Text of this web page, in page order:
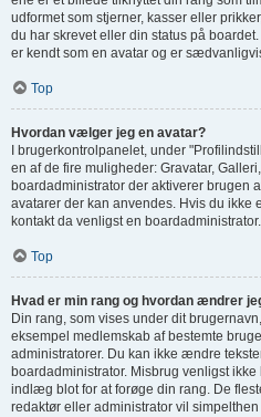
udformet som stjerner, kasser eller
du har skrevet eller din status på
er kendt som en avatar og er
Top
Hvordan vælger jeg en avatar?
I brugerkontrolpanelet, under
en af de fire muligheder: Gravatar,
boardadministrator der aktiverer brugen
avatarer der kan anvendes. Hvis du ikke
kontakt da venligst en boardadministrator.
Top
Hvad er min rang og hvordan ændrer
Din rang, som vises under dit
eksempel medlemskab af bestemte
administratorer. Du kan ikke ændre
boardadministrator. Misbrug venligst
indlæg blot for at forøge din rang. De
redaktør eller administrator vil